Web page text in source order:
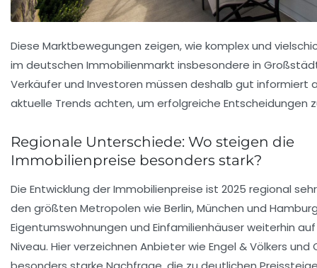
Diese Marktbewegungen zeigen, wie komplex und
im deutschen Immobilienmarkt insbesondere in
Verkäufer und Investoren müssen deshalb gut informiert
aktuelle Trends achten, um erfolgreiche Entscheidungen
Regionale Unterschiede: Wo steigen die
Immobilienpreise besonders stark?
Die Entwicklung der Immobilienpreise ist 2025 regional
den größten Metropolen wie Berlin, München und
Eigentumswohnungen und Einfamilienhäuser weiterhin
Niveau. Hier verzeichnen Anbieter wie Engel & Völkers und